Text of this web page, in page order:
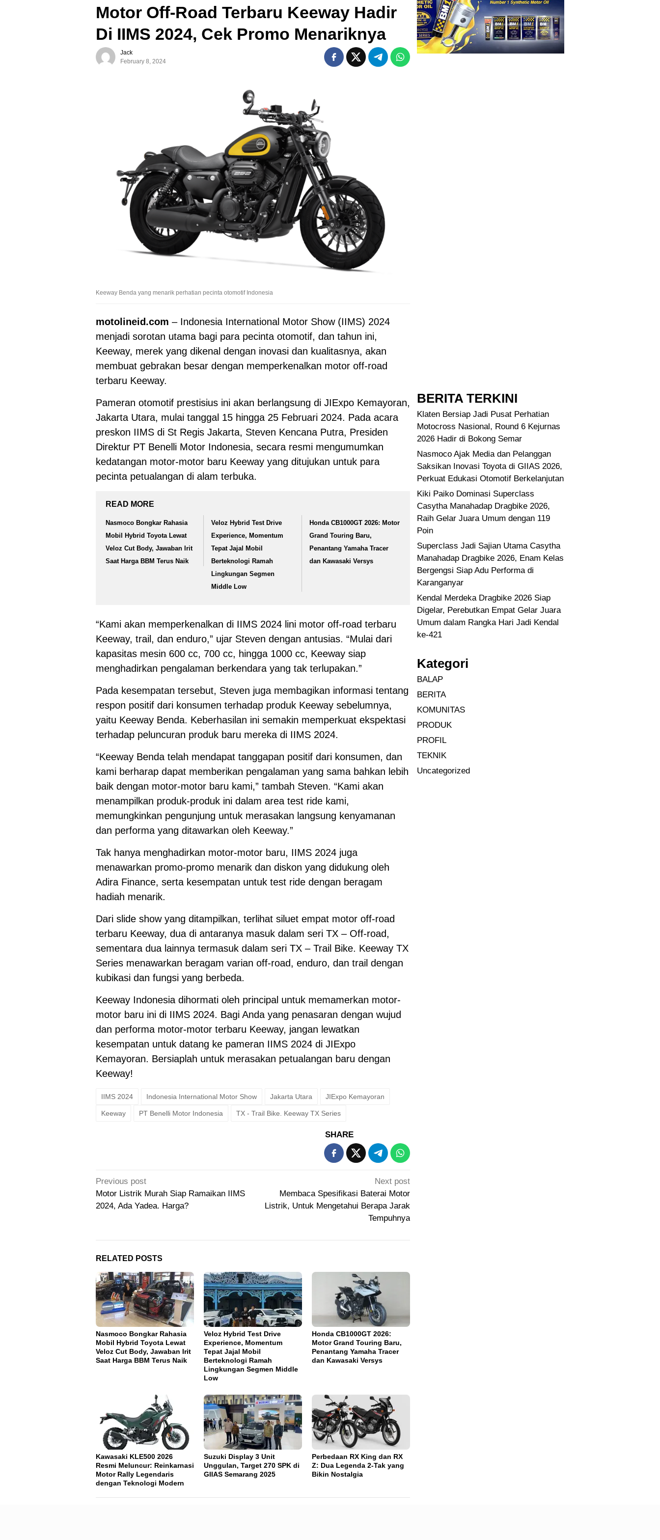
Motor Off-Road Terbaru Keeway Hadir
Di IIMS 2024, Cek Promo Menariknya
Jack
February 8, 2024
Keeway Benda yang menarik perhatian pecinta otomotif Indonesia
motolineid.com – Indonesia International Motor Show (IIMS) 2024
menjadi sorotan utama bagi para pecinta otomotif, dan tahun ini,
Keeway, merek yang dikenal dengan inovasi dan kualitasnya, akan
membuat gebrakan besar dengan memperkenalkan motor off-road
terbaru Keeway.
Pameran otomotif prestisius ini akan berlangsung di JIExpo Kemayoran,
Jakarta Utara, mulai tanggal 15 hingga 25 Februari 2024. Pada acara
preskon IIMS di St Regis Jakarta, Steven Kencana Putra, Presiden
Direktur PT Benelli Motor Indonesia, secara resmi mengumumkan
kedatangan motor-motor baru Keeway yang ditujukan untuk para
pecinta petualangan di alam terbuka.
READ MORE
Nasmoco Bongkar Rahasia
Mobil Hybrid Toyota Lewat
Veloz Cut Body, Jawaban Irit
Saat Harga BBM Terus Naik
Veloz Hybrid Test Drive
Experience, Momentum
Tepat Jajal Mobil
Berteknologi Ramah
Lingkungan Segmen
Middle Low
Honda CB1000GT 2026: Motor
Grand Touring Baru,
Penantang Yamaha Tracer
dan Kawasaki Versys
“Kami akan memperkenalkan di IIMS 2024 lini motor off-road terbaru
Keeway, trail, dan enduro,” ujar Steven dengan antusias. “Mulai dari
kapasitas mesin 600 cc, 700 cc, hingga 1000 cc, Keeway siap
menghadirkan pengalaman berkendara yang tak terlupakan.”
Pada kesempatan tersebut, Steven juga membagikan informasi tentang
respon positif dari konsumen terhadap produk Keeway sebelumnya,
yaitu Keeway Benda. Keberhasilan ini semakin memperkuat ekspektasi
terhadap peluncuran produk baru mereka di IIMS 2024.
“Keeway Benda telah mendapat tanggapan positif dari konsumen, dan
kami berharap dapat memberikan pengalaman yang sama bahkan lebih
baik dengan motor-motor baru kami,” tambah Steven. “Kami akan
menampilkan produk-produk ini dalam area test ride kami,
memungkinkan pengunjung untuk merasakan langsung kenyamanan
dan performa yang ditawarkan oleh Keeway.”
Tak hanya menghadirkan motor-motor baru, IIMS 2024 juga
menawarkan promo-promo menarik dan diskon yang didukung oleh
Adira Finance, serta kesempatan untuk test ride dengan beragam
hadiah menarik.
Dari slide show yang ditampilkan, terlihat siluet empat motor off-road
terbaru Keeway, dua di antaranya masuk dalam seri TX – Off-road,
sementara dua lainnya termasuk dalam seri TX – Trail Bike. Keeway TX
Series menawarkan beragam varian off-road, enduro, dan trail dengan
kubikasi dan fungsi yang berbeda.
Keeway Indonesia dihormati oleh principal untuk memamerkan motor-
motor baru ini di IIMS 2024. Bagi Anda yang penasaran dengan wujud
dan performa motor-motor terbaru Keeway, jangan lewatkan
kesempatan untuk datang ke pameran IIMS 2024 di JIExpo
Kemayoran. Bersiaplah untuk merasakan petualangan baru dengan
Keeway!
IIMS 2024 Indonesia International Motor Show Jakarta Utara JIExpo Kemayoran
Keeway PT Benelli Motor Indonesia TX - Trail Bike. Keeway TX Series
SHARE
Post
navigation
Previous post
Motor Listrik Murah Siap Ramaikan IIMS
2024, Ada Yadea. Harga?
Next post
Membaca Spesifikasi Baterai Motor
Listrik, Untuk Mengetahui Berapa Jarak
Tempuhnya
RELATED POSTS
Nasmoco Bongkar Rahasia
Mobil Hybrid Toyota Lewat
Veloz Cut Body, Jawaban Irit
Saat Harga BBM Terus Naik
Veloz Hybrid Test Drive
Experience, Momentum
Tepat Jajal Mobil
Berteknologi Ramah
Lingkungan Segmen Middle
Low
Honda CB1000GT 2026:
Motor Grand Touring Baru,
Penantang Yamaha Tracer
dan Kawasaki Versys
Kawasaki KLE500 2026
Resmi Meluncur: Reinkarnasi
Motor Rally Legendaris
dengan Teknologi Modern
Suzuki Display 3 Unit
Unggulan, Target 270 SPK di
GIIAS Semarang 2025
Perbedaan RX King dan RX
Z: Dua Legenda 2-Tak yang
Bikin Nostalgia
BERITA TERKINI
Klaten Bersiap Jadi Pusat Perhatian
Motocross Nasional, Round 6 Kejurnas
2026 Hadir di Bokong Semar
Nasmoco Ajak Media dan Pelanggan
Saksikan Inovasi Toyota di GIIAS 2026,
Perkuat Edukasi Otomotif Berkelanjutan
Kiki Paiko Dominasi Superclass
Casytha Manahadap Dragbike 2026,
Raih Gelar Juara Umum dengan 119
Poin
Superclass Jadi Sajian Utama Casytha
Manahadap Dragbike 2026, Enam Kelas
Bergengsi Siap Adu Performa di
Karanganyar
Kendal Merdeka Dragbike 2026 Siap
Digelar, Perebutkan Empat Gelar Juara
Umum dalam Rangka Hari Jadi Kendal
ke-421
Kategori
BALAP
BERITA
KOMUNITAS
PRODUK
PROFIL
TEKNIK
Uncategorized